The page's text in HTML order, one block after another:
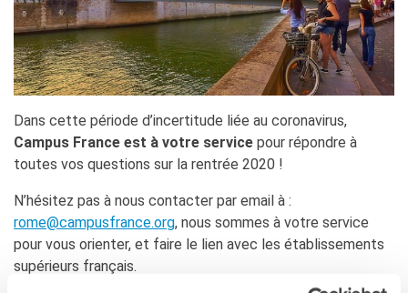
Dans cette période d’incertitude liée au coronavirus,
Campus France est à votre service pour répondre à
toutes vos questions sur la rentrée 2020 !
N’hésitez pas à nous contacter par email à :
rome@campusfrance.org, nous sommes à votre service
pour vous orienter, et faire le lien avec les établissements
supérieurs français.